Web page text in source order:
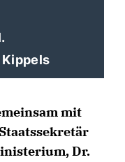
Kippels
mit
Dr.